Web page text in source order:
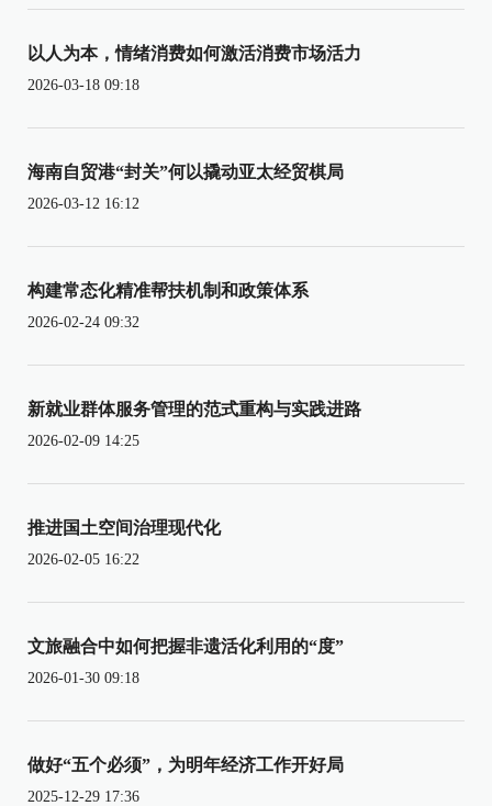
以人为本，情绪消费如何激活消费市场活力
2026-03-18 09:18
海南自贸港“封关”何以撬动亚太经贸棋局
2026-03-12 16:12
构建常态化精准帮扶机制和政策体系
2026-02-24 09:32
新就业群体服务管理的范式重构与实践进路
2026-02-09 14:25
推进国土空间治理现代化
2026-02-05 16:22
文旅融合中如何把握非遗活化利用的“度”
2026-01-30 09:18
做好“五个必须”，为明年经济工作开好局
2025-12-29 17:36